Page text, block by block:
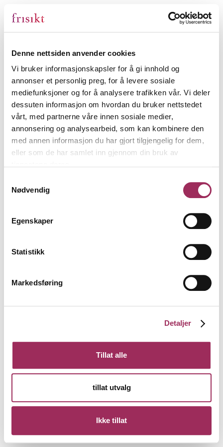
Denne nettsiden anvender cookies
Vi bruker informasjonskapsler for å gi innhold og
annonser et personlig preg, for å levere sosiale
mediefunksjoner og for å analysere trafikken vår. Vi deler
dessuten informasjon om hvordan du bruker nettstedet
vårt, med partnerne våre innen sosiale medier,
annonsering og analysearbeid, som kan kombinere den
med annen informasjon du har gjort tilgjengelig for dem,
eller som de har samlet inn gjennom din bruk av
Nødvendig
Egenskaper
Statistikk
Markedsføring
Detaljer
Tillat alle
tillat utvalg
Ikke tillat